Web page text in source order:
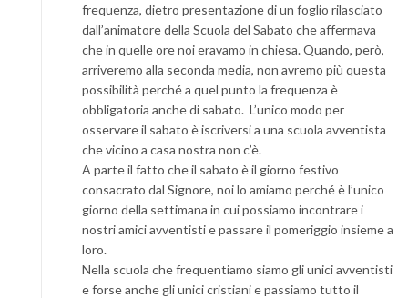
frequenza, dietro presentazione di un foglio rilasciato
dall’animatore della Scuola del Sabato che affermava
che in quelle ore noi eravamo in chiesa. Quando, però,
arriveremo alla seconda media, non avremo più questa
possibilità perché a quel punto la frequenza è
obbligatoria anche di sabato. L’unico modo per
osservare il sabato è iscriversi a una scuola avventista
che vicino a casa nostra non c’è.
A parte il fatto che il sabato è il giorno festivo
consacrato dal Signore, noi lo amiamo perché è l’unico
giorno della settimana in cui possiamo incontrare i
nostri amici avventisti e passare il pomeriggio insieme a
loro.
Nella scuola che frequentiamo siamo gli unici avventisti
e forse anche gli unici cristiani e passiamo tutto il